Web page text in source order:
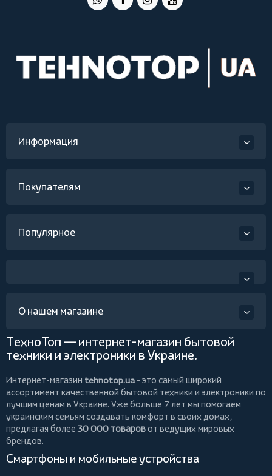
Информация
Покупателям
Популярное
О нашем магазине
ТехноТоп — интернет-магазин бытовой
техники и электроники в Украине.
Интернет-магазин tehnotop.ua - это самый широкий
ассортимент качественной бытовой техники и электроники по
лучшим ценам в Украине. Уже больше 7 лет мы помогаем
украинским семьям создавать комфорт в своих домах,
предлагая более 30 000 товаровот ведущих мировых
брендов.
Смартфоны и мобильные устройства